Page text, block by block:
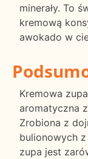
minerały. To
kremową
awokado w
Kremowa
aromatyczna
Zrobiona z
bulionowych
zupa jest